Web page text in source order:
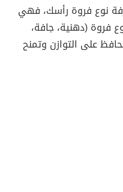
نوع فروة رأسك، فهي
فروة (دهنية، جافة،
على التوازن وتمنح